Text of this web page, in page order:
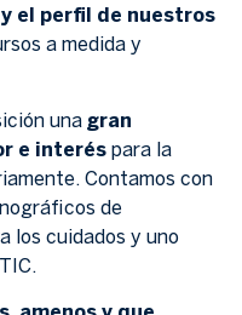
el perfil de nuestros
a medida y
una gran
e interés para la
Contamos con
de
los cuidados y uno